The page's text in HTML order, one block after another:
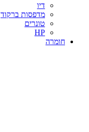
דיו
מדפסות ברקוד
טונרים
HP
חומרה